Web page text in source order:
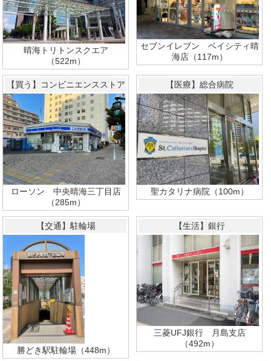
晴海トリトンスクエア
（522m）
セブンイレブン ベイシティ晴
海店（117m）
【買う】コンビニエンスストア
ローソン 中央晴海三丁目店
（285m）
【医療】総合病院
聖カタリナ病院（100m）
【交通】駐輪場
勝どき駅駐輪場（448m）
【生活】銀行
三菱UFJ銀行 月島支店
（492m）